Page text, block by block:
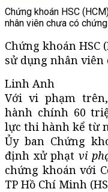
Chứng khoán HSC
nhân viên chưa có
Chứng khoán HSC
sử dụng nhân
Linh Anh
Với vi phạm
hành chính 60
lực thi hành kể từ
Ủy ban Chứng
định xử phạt vi
chứng khoán với
TP Hồ Chí Minh